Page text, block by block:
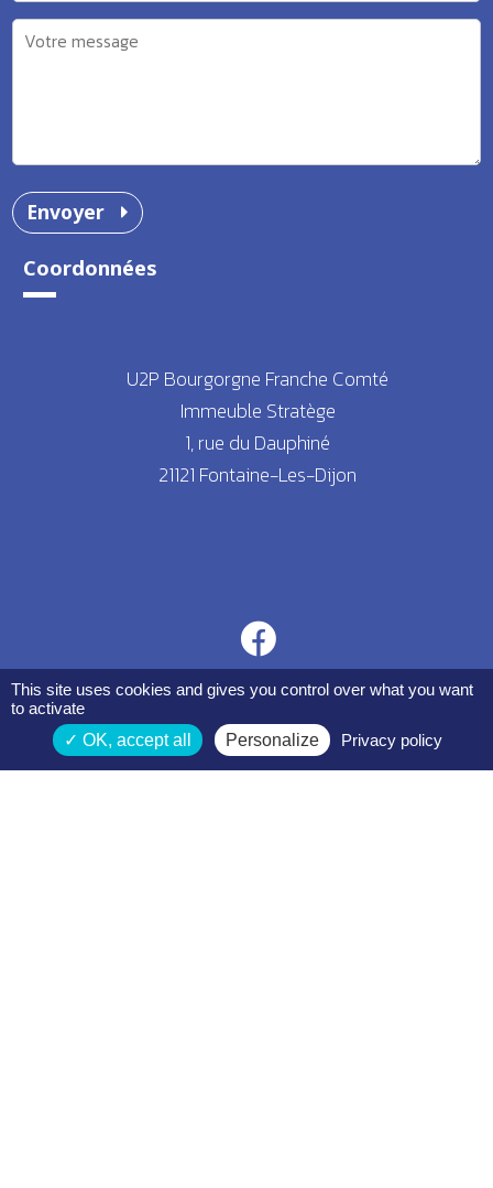
Espace membres
Envoyer
Coordonnées
U2P Bourgorgne Franche Comté
Immeuble Stratège
1, rue du Dauphiné
21121 Fontaine-Les-Dijon
This site uses cookies and gives you control over what you want
to activate
OK, accept all
Personalize Privacy policy